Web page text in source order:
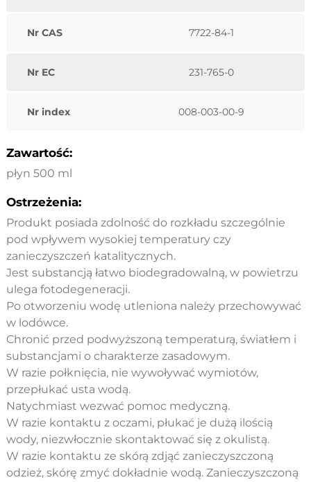
Nr CAS 7722-84-1
Nr EC 231-765-0
Nr index 008-003-00-9
Zawartość:
płyn 500 ml
Ostrzeżenia:
Produkt posiada zdolność do rozkładu szczególnie
pod wpływem wysokiej temperatury czy
zanieczyszczeń katalitycznych.
Jest substancją łatwo biodegradowalną, w powietrzu
ulega fotodegeneracji.
Po otworzeniu wodę utleniona należy przechowywać
w lodówce.
Chronić przed podwyższoną temperaturą, światłem i
substancjami o charakterze zasadowym.
W razie połknięcia, nie wywoływać wymiotów,
przepłukać usta wodą.
Natychmiast wezwać pomoc medyczną.
W razie kontaktu z oczami, płukać je dużą ilością
wody, niezwłocznie skontaktować się z okulistą.
W razie kontaktu ze skórą zdjąć zanieczyszczoną
odzież, skórę zmyć dokładnie wodą. Zanieczyszczoną